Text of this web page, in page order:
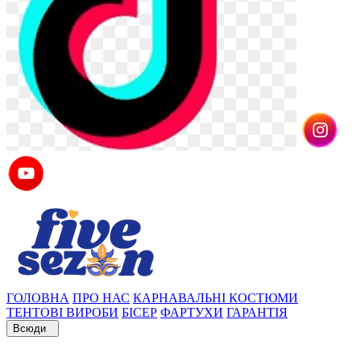
ГОЛОВНА ПРО НАС КАРНАВАЛЬНІ КОСТЮМИ
ТЕНТОВІ ВИРОБИ БІСЕР ФАРТУХИ ГАРАНТІЯ
Всюди